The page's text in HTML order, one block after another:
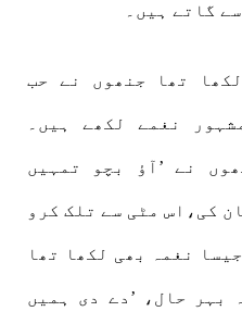
گاتے ہیں۔
تھا جنھوں نے حب
نغمے لکھے ہیں۔
نے ’آؤ بچو تمہیں
کی،اس مٹی سے تلک کرو
نغمہ بھی لکھا تھا
بہر حال، ’دے دی ہمیں